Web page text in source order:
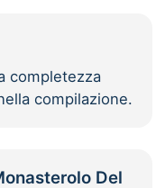
completezza
compilazione.
Del